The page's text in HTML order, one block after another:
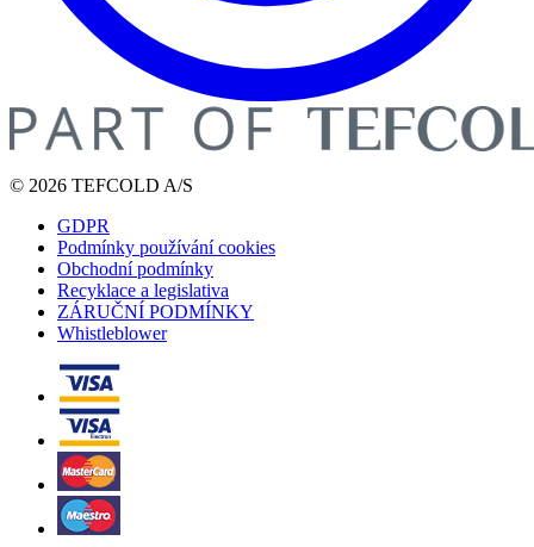
© 2026 TEFCOLD A/S
GDPR
Podmínky používání cookies
Obchodní podmínky
Recyklace a legislativa
ZÁRUČNÍ PODMÍNKY
Whistleblower